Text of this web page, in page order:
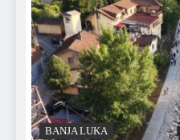
BANJA LUKA